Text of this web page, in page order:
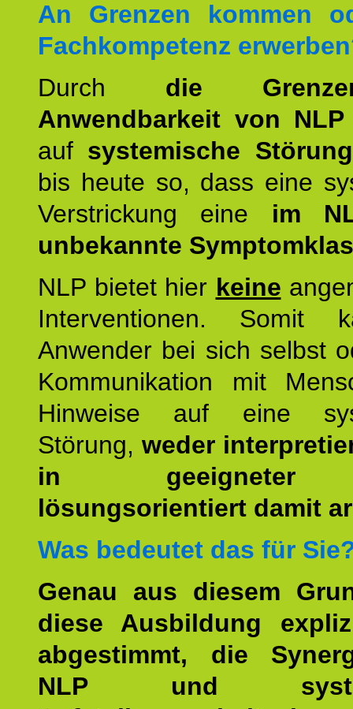
An Grenzen kommen
Fachkompetenz
Durch die
Anwendbarkeit von NLP
auf systemische
bis heute so, dass eine
Verstrickung eine im
unbekannte
NLP bietet hier keine
Interventionen. Somit
Anwender bei sich selbst
Kommunikation mit
Hinweise auf eine
Störung, weder
in geeigneter
lösungsorientiert damit
Was bedeutet das für
Genau aus diesem
diese Ausbildung
abgestimmt, die
NLP und